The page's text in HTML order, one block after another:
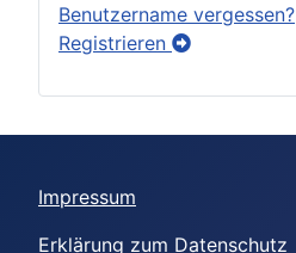
Benutzername vergessen?
Registrieren
Impressum
Erklärung zum Datenschutz